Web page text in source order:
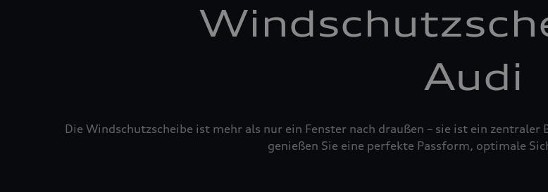
Audi
Die Windschutzscheibe ist mehr als nur ein Fenster nach draußen – sie ist ein
genießen Sie eine perfekte Passform, optimale